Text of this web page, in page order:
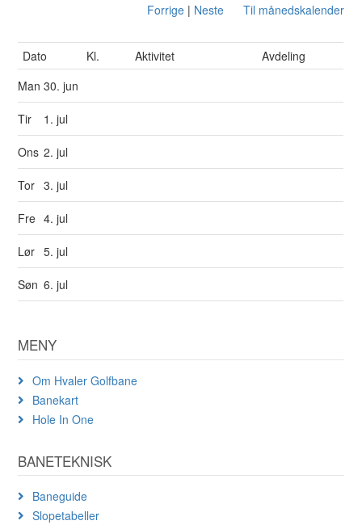
Forrige| Neste Til månedskalender
Dato Kl. Aktivitet
Avdeling
Man30. jun
Tir 1. jul
Ons 2. jul
Tor 3. jul
Fre 4. jul
Lør 5. jul
Søn 6. jul
MENY
Om Hvaler Golfbane
Banekart
Hole In One
BANETEKNISK
Baneguide
Slopetabeller